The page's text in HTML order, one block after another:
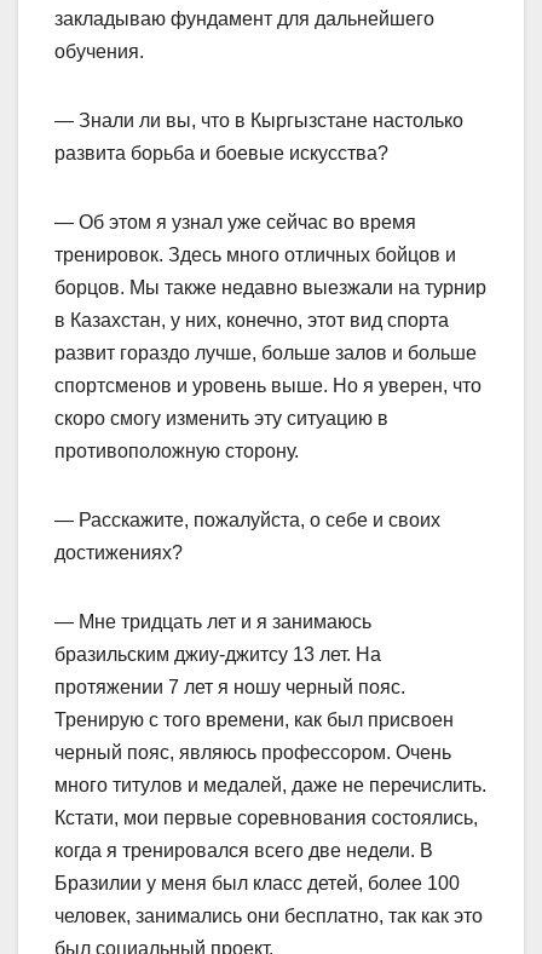
закладываю фундамент для дальнейшего
обучения.
— Знали ли вы, что в Кыргызстане настолько
развита борьба и боевые искусства?
— Об этом я узнал уже сейчас во время
тренировок. Здесь много отличных бойцов и
борцов. Мы также недавно выезжали на турнир
в Казахстан, у них, конечно, этот вид спорта
развит гораздо лучше, больше залов и больше
спортсменов и уровень выше. Но я уверен, что
скоро смогу изменить эту ситуацию в
противоположную сторону.
— Расскажите, пожалуйста, о себе и своих
достижениях?
— Мне тридцать лет и я занимаюсь
бразильским джиу-джитсу 13 лет. На
протяжении 7 лет я ношу черный пояс.
Тренирую с того времени, как был присвоен
черный пояс, являюсь профессором. Очень
много титулов и медалей, даже не перечислить.
Кстати, мои первые соревнования состоялись,
когда я тренировался всего две недели. В
Бразилии у меня был класс детей, более 100
человек, занимались они бесплатно, так как это
был социальный проект.